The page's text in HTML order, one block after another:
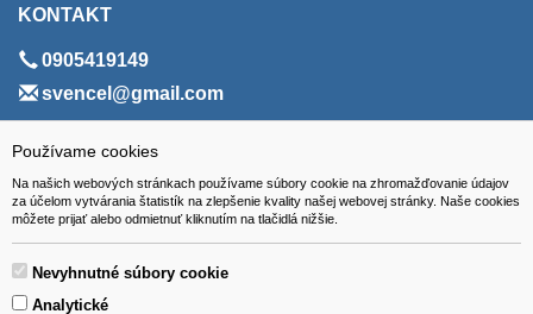
Používame cookies
Na našich webových stránkach používame súbory cookie na zhromažďovanie údajov
za účelom vytvárania štatistík na zlepšenie kvality našej webovej stránky. Naše cookies
môžete prijať alebo odmietnuť kliknutím na tlačidlá nižšie.
Nevyhnutné súbory cookie
Analytické
KONTAKT
0905419149
svencel@gmail.com
ADRESA
VEST - tech s.r.o.
Hviezdoslavova 280/6, 965 01 Žiar nad Hronom
Slovakia (Slovak Republic)